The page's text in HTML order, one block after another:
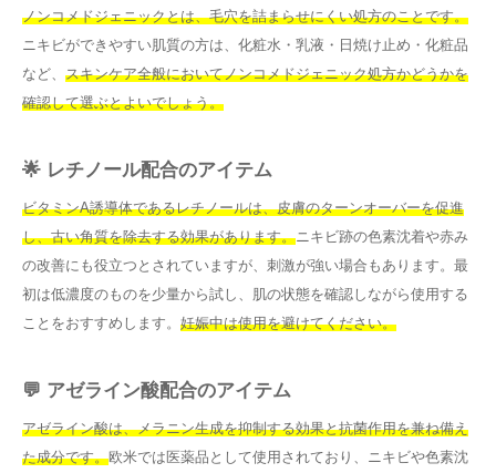
ノンコメドジェニックとは、毛穴を詰まらせにくい処方のことです。
ニキビができやすい肌質の方は、化粧水・乳液・日焼け止め・化粧品
など、 スキンケア全般においてノンコメドジェニック処方かどうかを
確認して選ぶとよいでしょう。
🌟 レチノール配合のアイテム
ビタミンA誘導体であるレチノールは、皮膚のターンオーバーを促進
し、古い角質を除去する効果があります。ニキビ跡の色素沈着や赤み
の改善にも役立つとされていますが、刺激が強い場合もあります。最
初は低濃度のものを少量から試し、肌の状態を確認しながら使用する
ことをおすすめします。 妊娠中は使用を避けてください。
💬 アゼライン酸配合のアイテム
アゼライン酸は、メラニン生成を抑制する効果と抗菌作用を兼ね備え
た成分です。欧米では医薬品として使用されており、ニキビや色素沈